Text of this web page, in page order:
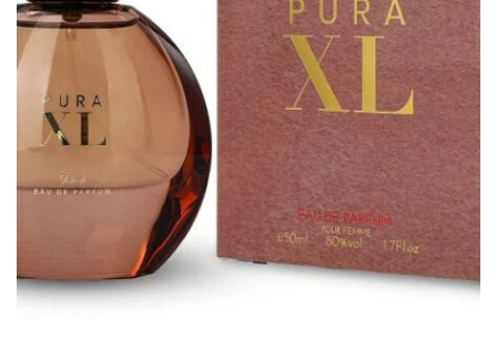
BOLSOS Y MONEDEROS
CALZADO
COMPLEMENTOS
TECNOLOGIA